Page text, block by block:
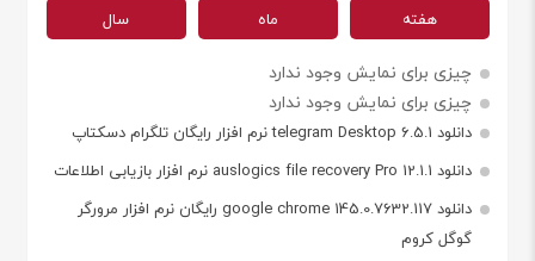
هفته ماه سال
چیزی برای نمایش وجود ندارد
چیزی برای نمایش وجود ندارد
دانلود telegram Desktop 6.5.1 نرم افزار رایگان تلگرام دسکتاپ
دانلود auslogics file recovery Pro 12.1.1 نرم افزار بازیابی اطلاعات
دانلود google chrome 145.0.7632.117 رایگان نرم افزار مرورگر
گوگل کروم